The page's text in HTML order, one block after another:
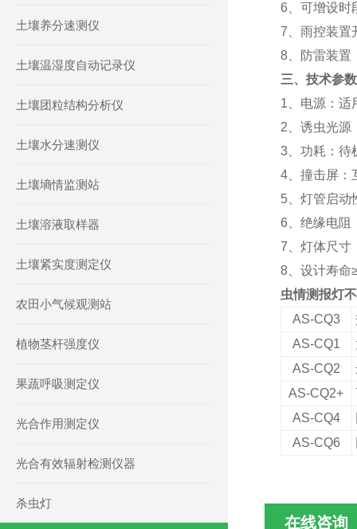
土壤养分速测仪
土壤温湿度自动记录仪
土壤团粒结构分析仪
土壤水分速测仪
土壤墒情监测站
土壤溶液取样器
土壤紧实度测定仪
农田小气候观测站
植物茎杆强度仪
果蔬呼吸测定仪
光合作用测定仪
光合有效辐射检测仪器
杀虫灯
6、可增设时
7、雨控装置
8、防雷装置
三、技术参数
1、电源：适
2、诱虫光源
3、功耗：待
4、撞击屏：
5、灯管启动
6、绝缘电阻
7、灯体尺寸
8、设计寿命
虫情测报灯
AS-CQ3
AS-CQ1
AS-CQ2
AS-CQ2+
AS-CQ4
AS-CQ6
在线咨询